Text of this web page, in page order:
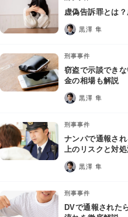
虚偽告訴罪とは
黒澤 隼
刑事事件
窃盗で示談でき
金の相場も解説
黒澤 隼
刑事事件
ナンパで通報さ
上のリスクと対
黒澤 隼
刑事事件
DVで通報された